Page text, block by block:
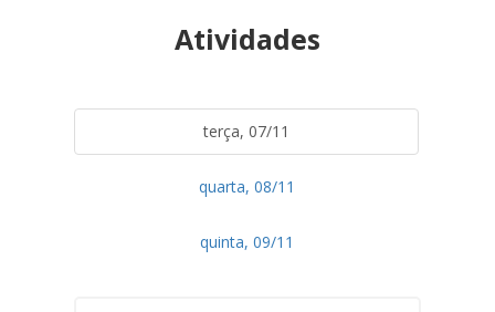
Atividades
terça, 07/11
quarta, 08/11
quinta, 09/11